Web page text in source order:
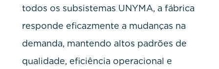
todos os subsistemas UNYMA, a fábrica
responde eficazmente a mudanças na
demanda, mantendo altos padrões de
qualidade, eficiência operacional e